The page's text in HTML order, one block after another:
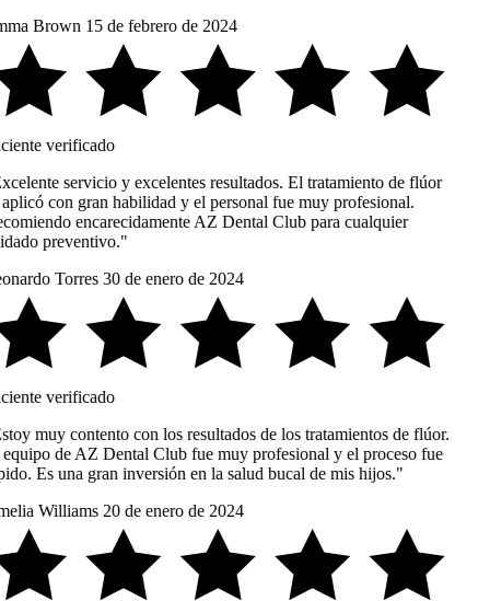
Brown 15 de febrero de 2024
verificado
servicio y excelentes resultados. El tratamiento de flúor
con gran habilidad y el personal fue muy profesional.
encarecidamente AZ Dental Club para cualquier
preventivo."
Torres 30 de enero de 2024
verificado
muy contento con los resultados de los tratamientos de flúor.
de AZ Dental Club fue muy profesional y el proceso fue
Es una gran inversión en la salud bucal de mis hijos."
Williams 20 de enero de 2024